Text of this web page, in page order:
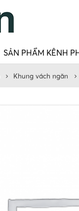
SẢN PHẨM KÊNH
Khung vách ngăn